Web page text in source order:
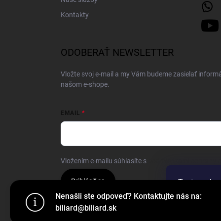
Tento web
webu
Nenašli ste odpoveď? Kontaktujte nás na:
biliard@biliard.sk
Kontakty
ODOBERAŤ NEWSLETTER
Vložte svoj e-mail a my Vám budeme zasielať
našom e-shope.
EMAIL
Vložením e-mailu súhlasíte s
Prihlásiť sa